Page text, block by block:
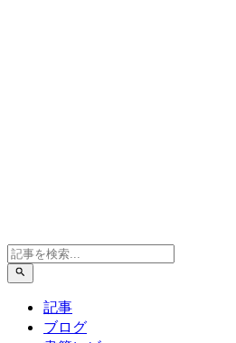
記事
ブログ